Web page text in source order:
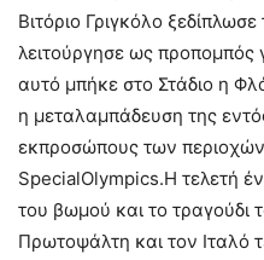
Βιτόριο Γριγκόλο
λειτούργησε ως
αυτό μπήκε στο Στάδιο η
η μεταλαμπάδευση της
εκπροσώπους των
SpecialOlympics.Η τελετή
του βωμού και το
Πρωτοψάλτη και τον Ιταλό